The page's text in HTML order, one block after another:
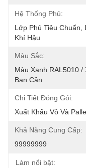
Hệ Thống Phủ:
Lớp Phủ Tiêu Chuẩn,
Khí Hậu
Màu Sắc:
Màu Xanh RAL5010 /
Bạn Cần
Chi Tiết Đóng Gói:
Xuất Khẩu Vỏ Và
Khả Năng Cung Cấp:
99999999
Làm nổi bật: